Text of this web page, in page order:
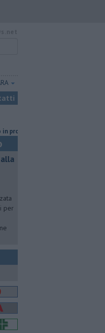
di Pisa
per